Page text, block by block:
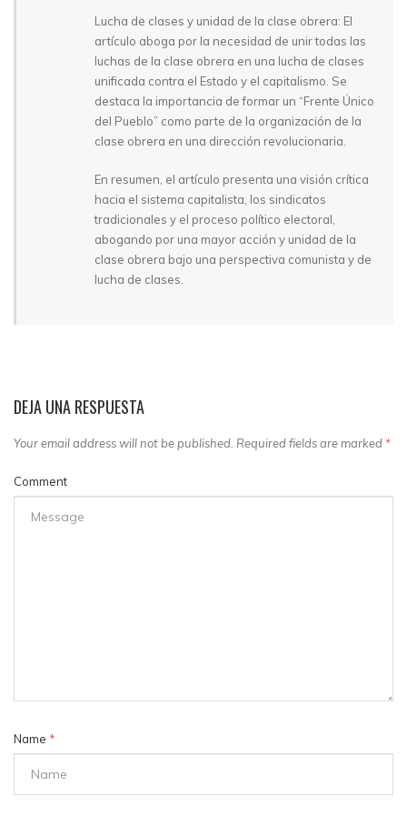
Lucha de clases y unidad de la clase obrera: El
artículo aboga por la necesidad de unir todas las
luchas de la clase obrera en una lucha de clases
unificada contra el Estado y el capitalismo. Se
destaca la importancia de formar un “Frente Único
del Pueblo” como parte de la organización de la
clase obrera en una dirección revolucionaria.
En resumen, el artículo presenta una visión crítica
hacia el sistema capitalista, los sindicatos
tradicionales y el proceso político electoral,
abogando por una mayor acción y unidad de la
clase obrera bajo una perspectiva comunista y de
lucha de clases.
DEJA UNA RESPUESTA
Your email address will not be published. Required fields are marked *
Comment
Name *